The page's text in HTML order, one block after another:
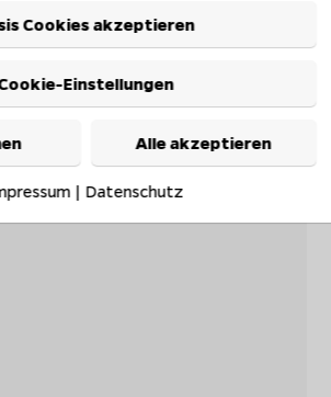
Cookies akzeptieren
Einstellungen
Alle akzeptieren
| Datenschutz